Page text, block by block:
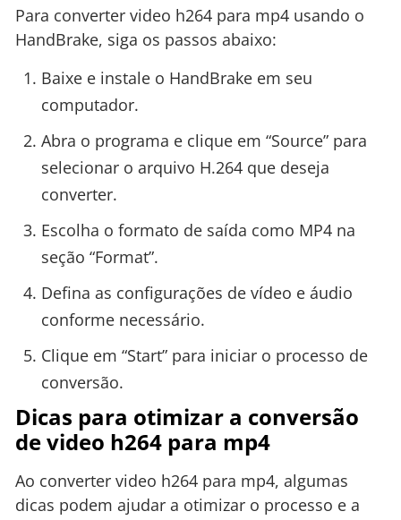
Para converter video h264 para mp4 usando o
HandBrake, siga os passos abaixo:
Baixe e instale o HandBrake em seu
computador.
Abra o programa e clique em “Source” para
selecionar o arquivo H.264 que deseja
converter.
Escolha o formato de saída como MP4 na
seção “Format”.
Defina as configurações de vídeo e áudio
conforme necessário.
Clique em “Start” para iniciar o processo de
conversão.
Dicas para otimizar a conversão
de video h264 para mp4
Ao converter video h264 para mp4, algumas
dicas podem ajudar a otimizar o processo e a